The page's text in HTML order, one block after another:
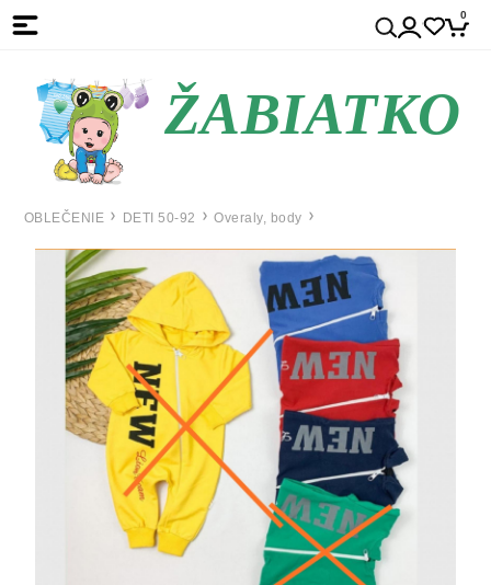
0
ŽABIATKO
OBLEČENIE DETI 50-92 Overaly, body